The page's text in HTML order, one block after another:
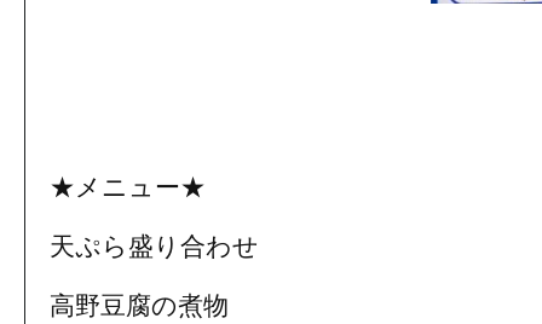
★メニュー★
天ぷら盛り合わせ
高野豆腐の煮物